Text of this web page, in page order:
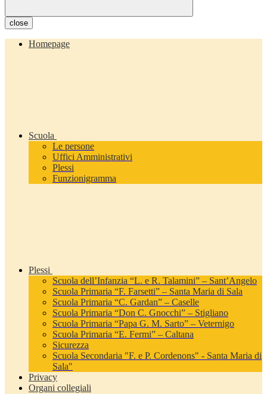
close
Homepage
Scuola
Le persone
Uffici Amministrativi
Plessi
Funzionigramma
Plessi
Scuola dell’Infanzia “L. e R. Talamini” – Sant’Angelo
Scuola Primaria “F. Farsetti” – Santa Maria di Sala
Scuola Primaria “C. Gardan” – Caselle
Scuola Primaria “Don C. Gnocchi” – Stigliano
Scuola Primaria “Papa G. M. Sarto” – Veternigo
Scuola Primaria “E. Fermi” – Caltana
Sicurezza
Scuola Secondaria "F. e P. Cordenons" - Santa Maria di
Sala"
Privacy
Organi collegiali